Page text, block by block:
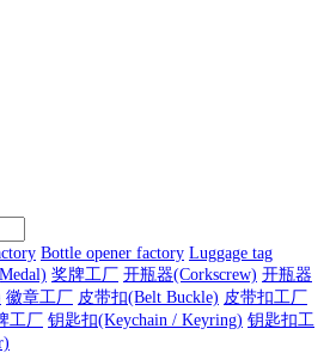
Bottle opener factory Luggage tag
奖牌工厂 开瓶器(Corkscrew) 开瓶器
徽章工厂 皮带扣(Belt Buckle) 皮带扣工厂
工厂 钥匙扣(Keychain / Keyring) 钥匙扣工